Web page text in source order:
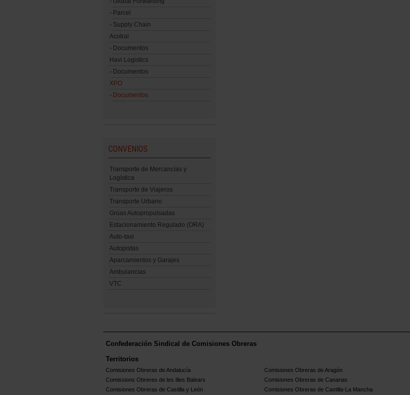
Parcel
Supply Chain
Acotral
Documentos
Havi Logistics
Documentos
XPO
Documentos
CONVENIOS
Transporte de Mercancías y
Logística
Transporte de Viajeros
Transporte Urbano
Grúas Autopropulsadas
Estacionamiento Regulado (ORA)
Auto-taxi
Autopistas
Aparcamientos y Garajes
Ambulancias
VTC
Confederación Sindical de Comisiones Obreras
Territorios
Comisiones Obreras de Andalucía Comisiones Obreras de Aragón
Comissions Obreres de les Illes Balears
Comisiones Obreras de Canarias
Comisiones Obreras de Castilla y León
Comisiones Obreras de Castilla-La Mancha